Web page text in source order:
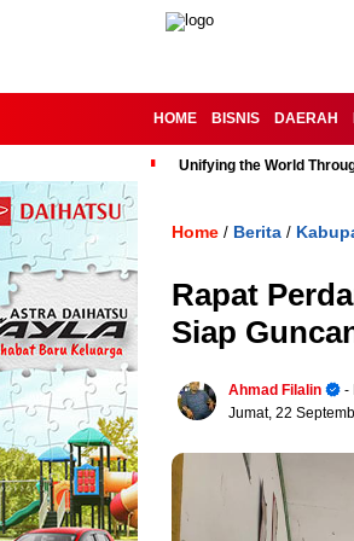
HOME BISNIS DAERAH
Unifying the World
Home / Berita /
Rapat
Siap
Ahmad Filalin
-
Jumat, 22